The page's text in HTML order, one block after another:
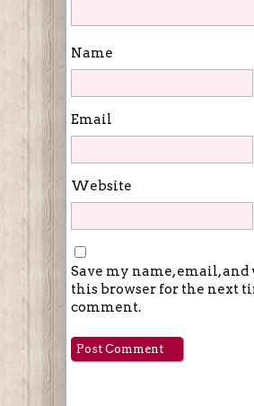
Name
Email
Website
Save my name, email,
this browser for the next
comment.